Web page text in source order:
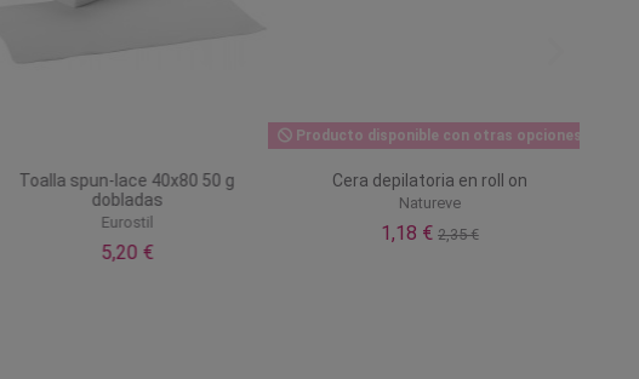
Toalla spun-lace 40x80 50 g
dobladas
Eurostil
5,20 €
Producto disponible con otras opciones
Cera depilatoria en roll on
Natureve
1,18 € 2,35 €